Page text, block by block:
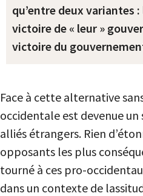
qu’entre deux variantes :
victoire de « leur »
victoire du
Face à cette alternative
occidentale est devenue
alliés étrangers. Rien
opposants les plus
tourné à ces pro-
dans un contexte de